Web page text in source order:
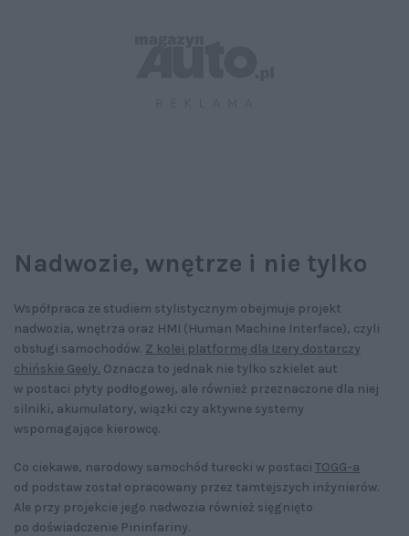
Nadwozie, wnętrze i nie tylko
Współpraca ze studiem stylistycznym obejmuje projekt
nadwozia, wnętrza oraz HMI (Human Machine Interface), czyli
obsługi samochodów. Z kolei platformę dla Izery dostarczy
chińskie Geely. Oznacza to jednak nie tylko szkielet aut
w postaci płyty podłogowej, ale również przeznaczone dla niej
silniki, akumulatory, wiązki czy aktywne systemy
wspomagające kierowcę.
Co ciekawe, narodowy samochód turecki w postaci TOGG-a
od podstaw został opracowany przez tamtejszych inżynierów.
Ale przy projekcie jego nadwozia również sięgnięto
po doświadczenie Pininfariny.